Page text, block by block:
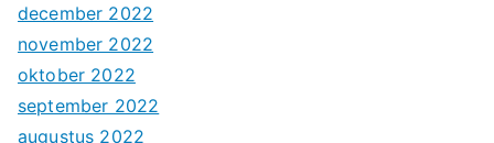
december 2022
november 2022
oktober 2022
september 2022
augustus 2022